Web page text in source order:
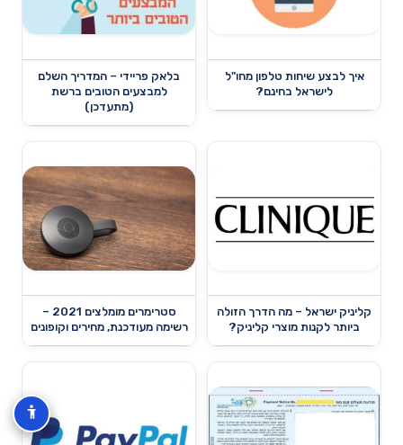
איך לבצע שיחות טלפון מחו"ל
לישראל בחינם?
בלאק פריידי – המדריך השלם
למבצעים הטובים ברשת
(מתעדכן)
קליניק ישראל – מה הדרך הזולה
ביותר לקנות מוצרי קליניק?
סטרימרים מומלצים 2021 –
רשימה מעודכנת, מחירים וקופונים